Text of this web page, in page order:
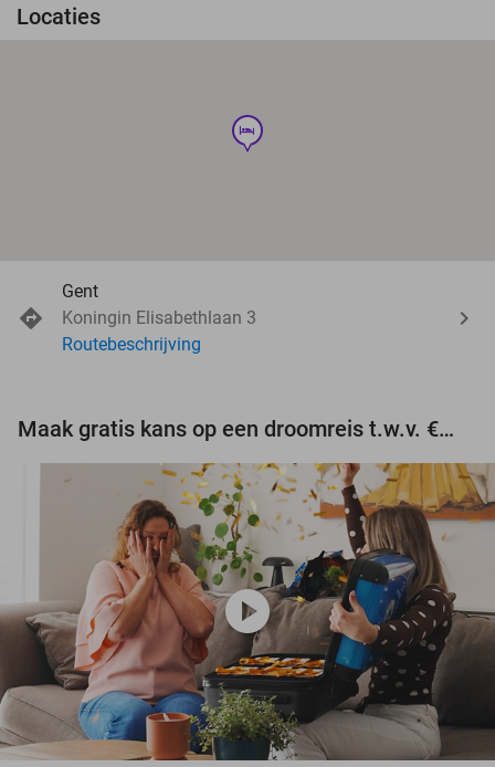
Locaties
hotel
Gent
Koningin Elisabethlaan 3
Routebeschrijving
Maak gratis kans op een droomreis t.w.v. €3.000!
play_circle